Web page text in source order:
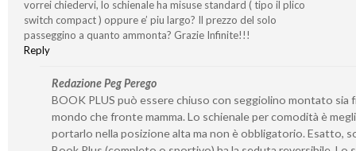
vorrei chiedervi, lo schienale ha misuse standard ( tipo il plico
switch compact ) oppure e’ piu largo? Il prezzo del solo
passeggino a quanto ammonta? Grazie Infinite!!!
Reply
Redazione Peg Perego
BOOK PLUS può essere chiuso con seggiolino montato sia
mondo che fronte mamma. Lo schienale per comodità è
portarlo nella posizione alta ma non è obbligatorio. Esatto,